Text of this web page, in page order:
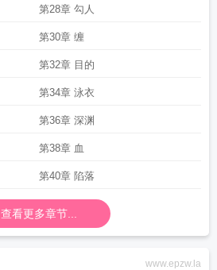
第28章 勾人
第30章 缠
第32章 目的
第34章 泳衣
第36章 深渊
第38章 血
第40章 陷落
查看更多章节...
www.epzw.la